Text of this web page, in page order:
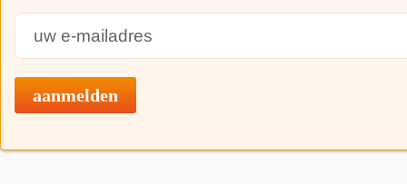
aanmelden